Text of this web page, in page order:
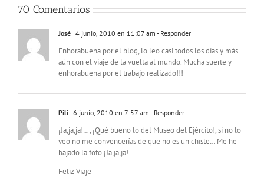
70 Comentarios
José 4 junio, 2010 en 11:07 am - Responder
Enhorabuena por el blog, lo leo casi todos los días y más
aún con el viaje de la vuelta al mundo. Mucha suerte y
enhorabuena por el trabajo realizado!!!
Pili 6 junio, 2010 en 7:57 am - Responder
¡Ja,ja,ja!…, ¡Qué bueno lo del Museo del Ejército!, si no lo
veo no me convencerías de que no es un chiste… Me he
bajado la foto.¡Ja,ja,ja!.
Feliz Viaje